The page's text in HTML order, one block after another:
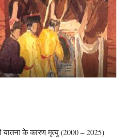
यातना के कारण मृत्यु (2000 – 2025)